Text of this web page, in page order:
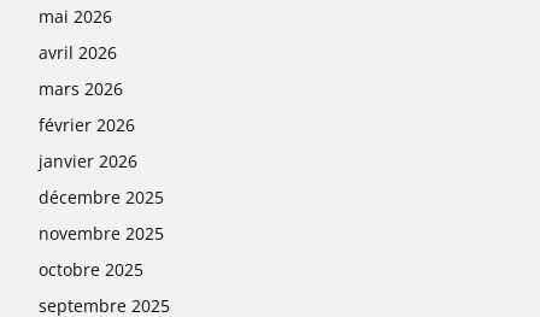
mai 2026
avril 2026
mars 2026
février 2026
janvier 2026
décembre 2025
novembre 2025
octobre 2025
septembre 2025